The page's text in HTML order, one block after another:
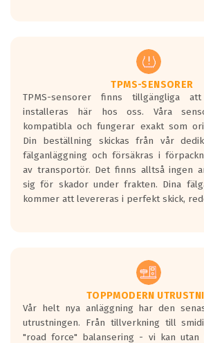
regelverket som introduceras år 2016.
Ett däck med två svarta vågor är redan
godkända för år 2016 nya regelverk.
Ett däck med en svart våg kommer vara
minst tre decibel tystare än det
regelverk som börjar gälla 2016.
TPMS-SENSORER
TPMS-sensorer finns tillgängliga
installeras här hos oss. Våra
kompatibla och fungerar exakt som
Din beställning skickas från vår
fälganläggning och försäkras i
av transportör. Det finns alltså ingen
sig för skador under frakten. Dina
kommer att levereras i perfekt skick,
TOPPMODERN
Vår helt nya anläggning har den
utrustningen. Från tillverkning till
"road force" balansering - vi kan utan